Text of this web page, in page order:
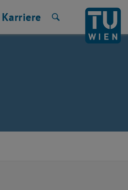
Karriere